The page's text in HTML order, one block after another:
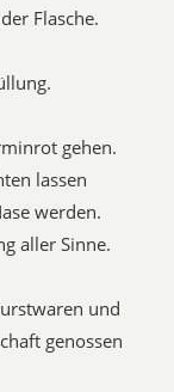
Flasche.
gehen.
lassen
werden.
aller Sinne.
und
genossen